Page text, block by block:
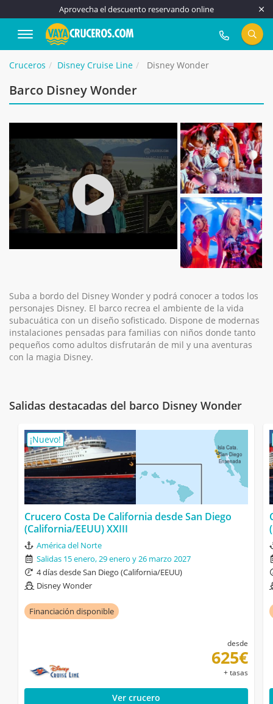
Aprovecha el descuento reservando online
917 815 555
Cruceros Disney Cruise Line Disney Wonder
Barco Disney Wonder
Suba a bordo del Disney Wonder y podrá conocer a todos los
personajes Disney. El barco recrea el ambiente de la vida
subacuática con un diseño sofisticado. Dispone de modernas
instalaciones pensadas para familias con niños donde tanto
pequeños como adultos disfrutarán de mil y una aventuras
con la magia Disney.
Salidas destacadas del barco Disney Wonder
¡Nuevo!
Crucero Costa De California desde San Diego
(California/EEUU) XXIII
América del Norte
Salidas 15 enero, 29 enero y 26 marzo 2027
4 días desde San Diego (California/EEUU)
Disney Wonder
Financiación disponible
desde
625€
+ tasas
Ver crucero